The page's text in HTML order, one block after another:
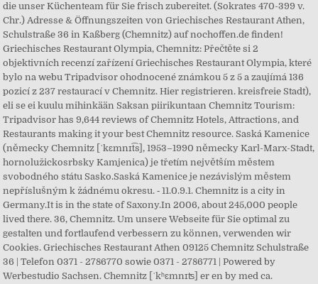
die unser Küchenteam für Sie frisch zubereitet. (Sokrates 470-399 v.
Chr.) Adresse & Öffnungszeiten von Griechisches Restaurant Athen,
Schulstraße 36 in Kaßberg (Chemnitz) auf nochoffen.de finden!
Griechisches Restaurant Olympia, Chemnitz: Přečtěte si 2
objektivních recenzí zařízení Griechisches Restaurant Olympia, které
bylo na webu Tripadvisor ohodnocené známkou 5 z 5 a zaujímá 136
pozicí z 237 restaurací v Chemnitz. Hier registrieren. kreisfreie Stadt),
eli se ei kuulu mihinkään Saksan piirikuntaan Chemnitz Tourism:
Tripadvisor has 9,644 reviews of Chemnitz Hotels, Attractions, and
Restaurants making it your best Chemnitz resource. Saská Kamenice
(německy Chemnitz [ˈkɛmnɪt͡s], 1953–1990 německy Karl-Marx-Stadt,
hornolužickosrbsky Kamjenica) je třetím největším městem
svobodného státu Sasko.Saská Kamenice je nezávislým městem
nepříslušným k žádnému okresu. ‐ 11.0.9.1. Chemnitz is a city in
Germany.It is in the state of Saxony.In 2006, about 245,000 people
lived there. 36, Chemnitz. Um unsere Webseite für Sie optimal zu
gestalten und fortlaufend verbessern zu können, verwenden wir
Cookies. Griechisches Restaurant Athen 09125 Chemnitz Schulstraße
36 | Telefon 0371 - 2786770 sowie 0371 - 2786771 | Powered by
Werbestudio Sachsen. Chemnitz [ˈkʰɛmnɪʦ] er en by med ca.